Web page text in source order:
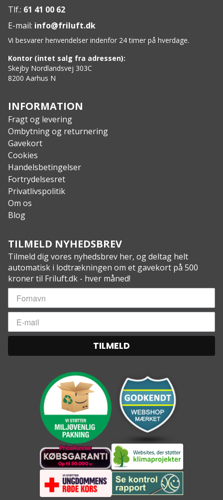
Tlf.: 61 41 00 62
E-mail: info@friluft.dk
Vi besvarer henvendelser indenfor 24 timer på hverdage.
Kontor (intet salg fra adressen):
Skejby Nordlandsvej 303C
8200 Aarhus N
INFORMATION
Fragt og levering
Ombytning og returnering
Gavekort
Cookies
Handelsbetingelser
Fortrydelsesret
Privatlivspolitik
Om os
Blog
TILMELD NYHEDSBREV
Tilmeld dig vores nyhedsbrev her, og deltag helt
automatisk i lodtrækningen om et gavekort på 500
kroner til Friluft.dk - hver måned!
TILMELD